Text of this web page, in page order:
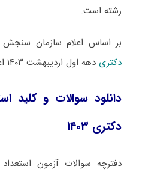
رشته است.
بر اساس اعلام سازمان
دکتری دهه اول اردیبهشت ۱۴۰۳ اعلام خواهد شد.
دانلود سوالات و کلید
دکتری ۱۴۰۳
دفترچه سوالات آزمون